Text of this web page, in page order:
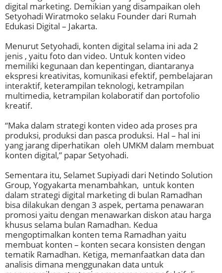
digital marketing. Demikian yang disampaikan oleh
Setyohadi Wiratmoko selaku Founder dari Rumah
Edukasi Digital – Jakarta.
Menurut Setyohadi, konten digital selama ini ada 2
jenis , yaitu foto dan video. Untuk konten video
memiliki kegunaan dan kepentingan, diantaranya
ekspresi kreativitas, komunikasi efektif, pembelajaran
interaktif, keterampilan teknologi, ketrampilan
multimedia, ketrampilan kolaboratif dan portofolio
kreatif.
“Maka dalam strategi konten video ada proses pra
produksi, produksi dan pasca produksi. Hal – hal ini
yang jarang diperhatikan oleh UMKM dalam membuat
konten digital,” papar Setyohadi.
Sementara itu, Selamet Supiyadi dari Netindo Solution
Group, Yogyakarta menambahkan, untuk konten
dalam strategi digital marketing di bulan Ramadhan
bisa dilakukan dengan 3 aspek, pertama penawaran
promosi yaitu dengan menawarkan diskon atau harga
khusus selama bulan Ramadhan. Kedua
mengoptimalkan konten tema Ramadhan yaitu
membuat konten – konten secara konsisten dengan
tematik Ramadhan. Ketiga, memanfaatkan data dan
analisis dimana menggunakan data untuk